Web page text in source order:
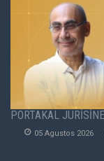
PORTAKAL
05 Agustos 2026